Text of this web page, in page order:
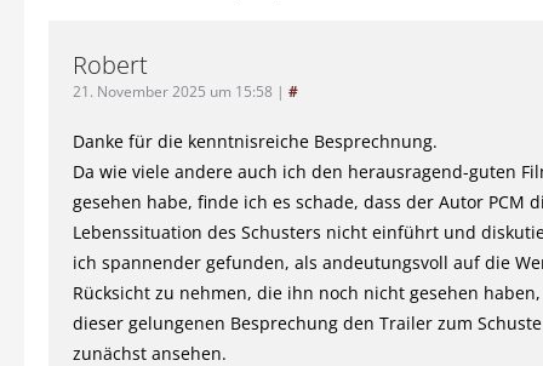
Robert
21. November 2025 um 15:58 | #
Danke für die kenntnisreiche Besprechnung.
Da wie viele andere auch ich den herausragend-guten
gesehen habe, finde ich es schade, dass der Autor PCM
Lebenssituation des Schusters nicht einführt und
ich spannender gefunden, als andeutungsvoll auf die
Rücksicht zu nehmen, die ihn noch nicht gesehen
dieser gelungenen Besprechung den Trailer zum
zunächst ansehen.